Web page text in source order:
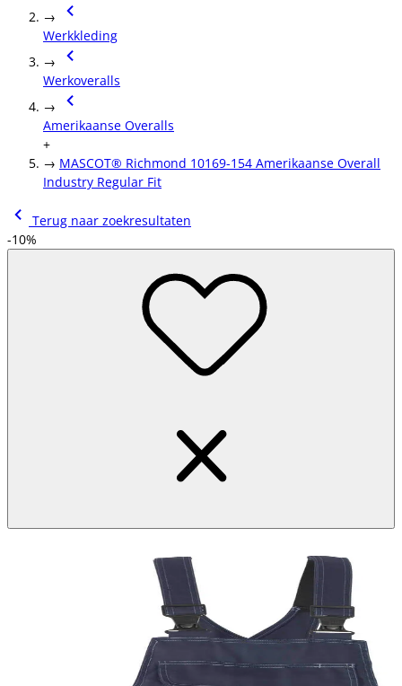
→
Werkkleding
→
Werkoveralls
→
Amerikaanse Overalls
+
→ MASCOT® Richmond 10169-154 Amerikaanse Overall
Industry Regular Fit
Terug naar zoekresultaten
-10%